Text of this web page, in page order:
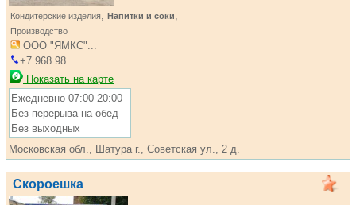
Кондитерские изделия, Напитки и соки,
Производство
ООО "ЯМКС"...
+7 968 98...
Показать на карте
Ежедневно 07:00-20:00
Без перерыва на обед
Без выходных
Московская обл., Шатура г., Советская ул., 2 д.
Скороешка